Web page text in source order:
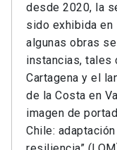
desde 2020, la
sido exhibida en
algunas obras
instancias, tales
Cartagena y el
de la Costa en
imagen de
Chile: